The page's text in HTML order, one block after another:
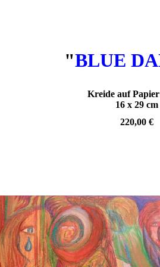
"BLUE
Kreide auf Papier
16 x 29 cm
220,00 €